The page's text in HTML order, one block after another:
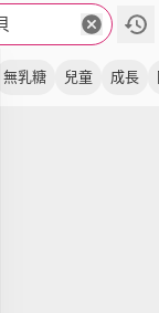
無乳糖 兒童 成長